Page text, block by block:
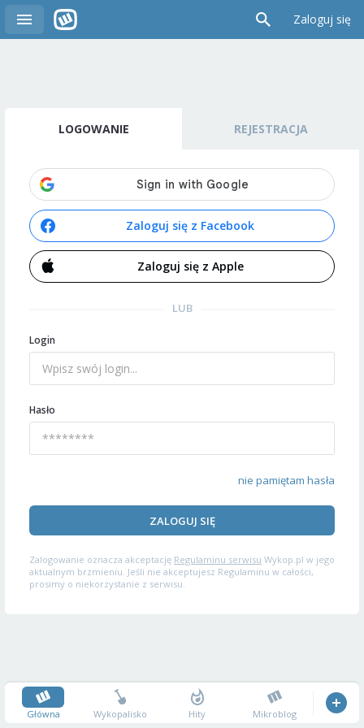
Zaloguj się
LOGOWANIE REJESTRACJA
Zaloguj się z Facebook
Zaloguj się z Apple
LUB
Login
Hasło
nie pamiętam hasła
ZALOGUJ SIĘ
Zalogowanie oznacza akceptację Regulaminu serwisu Wykop.pl w jego
aktualnym brzmieniu. Jeśli nie akceptujesz Regulaminu w całości,
prosimy o niekorzystanie z serwisu.
Główna Wykopalisko Hity Mikroblog